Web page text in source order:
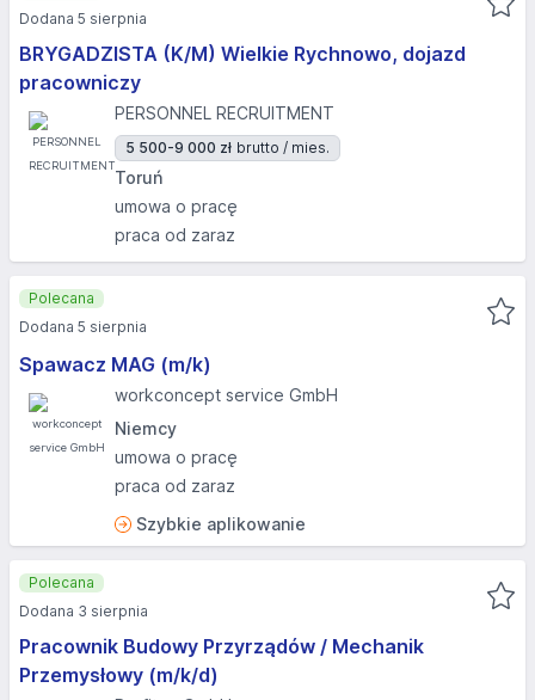
BRYGADZISTA (K/M) Wielkie Rychnowo, dojazd
pracowniczy
PERSONNEL RECRUITMENT
5 500-9 000 zł brutto / mies.
Toruń
umowa o pracę
praca od zaraz
Dodana 5 sierpnia
Spawacz MAG (m/k)
workconcept service GmbH
Niemcy
umowa o pracę
praca od zaraz
Szybkie aplikowanie
Polecana
Dodana 5 sierpnia
Pracownik Budowy Przyrządów / Mechanik
Przemysłowy (m/k/d)
Polecana
Dodana 3 sierpnia